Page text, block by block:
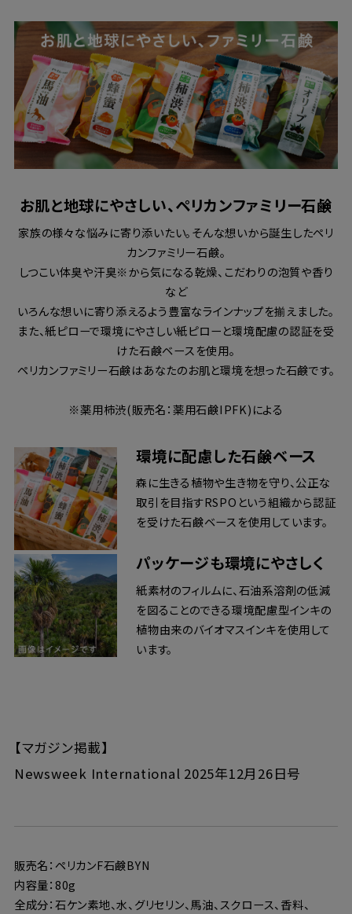
お肌と地球にやさしい、ペリカンファミリー石鹸
家族の様々な悩みに寄り添いたい。そんな想いから誕生したペリ
カンファミリー石鹸。
しつこい体臭や汗臭※から気になる乾燥、こだわりの泡質や香り
など
いろんな想いに寄り添えるよう豊富なラインナップを揃えました。
また、紙ピローで環境にやさしい紙ピローと環境配慮の認証を受
けた石鹸ベースを使用。
ペリカンファミリー石鹸はあなたのお肌と環境を想った石鹸です。
※薬用柿渋(販売名：薬用石鹸IPFK)による
環境に配慮した石鹸ベース
森に生きる植物や生き物を守り、公正な
取引を目指すRSPOという組織から認証
を受けた石鹸ベースを使用しています。
パッケージも環境にやさしく
紙素材のフィルムに、石油系溶剤の低減
を図ることのできる環境配慮型インキの
植物由来のバイオマスインキを使用して
います。
【マガジン掲載】
Newsweek International 2025年12月26日号
販売名：ペリカンF石鹸BYN
内容量：80g
全成分：石ケン素地、水、グリセリン、馬油、スクロース、香料、